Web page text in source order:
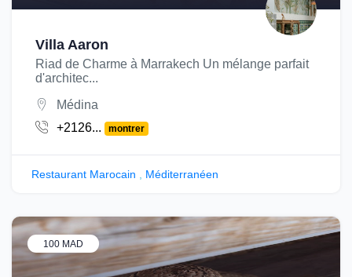
Villa Aaron
Riad de Charme à Marrakech Un mélange parfait
d'architec...
Médina
+2126...
montrer
Restaurant Marocain Méditerranéen
100 MAD